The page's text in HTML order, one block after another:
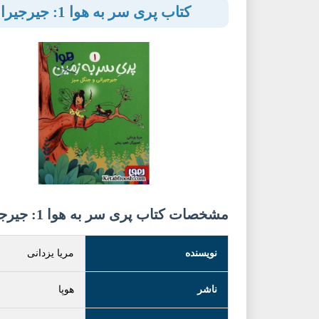
کتاب پری سر به هوا 1: جیرجیرانی و جنگل سبز
مشخصات کتاب پری سر به هوا 1: جیرجیرانی و جنگل سبز
نویسنده مریا یزدانی
ناشر هوپا